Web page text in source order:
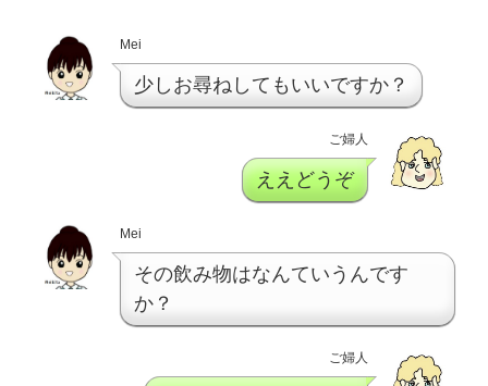
Mei
少しお尋ねしてもいいですか？
ご婦人
ええどうぞ
Mei
その飲み物はなんていうんです
か？
ご婦人